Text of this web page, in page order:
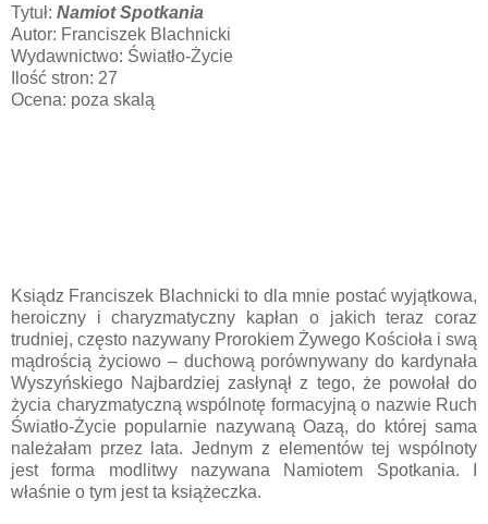
Tytuł: Namiot Spotkania
Autor: Franciszek Blachnicki
Wydawnictwo: Światło-Życie
Ilość stron: 27
Ocena: poza skalą
Ksiądz Franciszek Blachnicki to dla mnie postać wyjątkowa,
heroiczny i charyzmatyczny kapłan o jakich teraz coraz
trudniej, często nazywany Prorokiem Żywego Kościoła i swą
mądrością życiowo – duchową porównywany do kardynała
Wyszyńskiego Najbardziej zasłynął z tego, że powołał do
życia charyzmatyczną wspólnotę formacyjną o nazwie Ruch
Światło-Życie popularnie nazywaną Oazą, do której sama
należałam przez lata. Jednym z elementów tej wspólnoty
jest forma modlitwy nazywana Namiotem Spotkania. I
właśnie o tym jest ta książeczka.